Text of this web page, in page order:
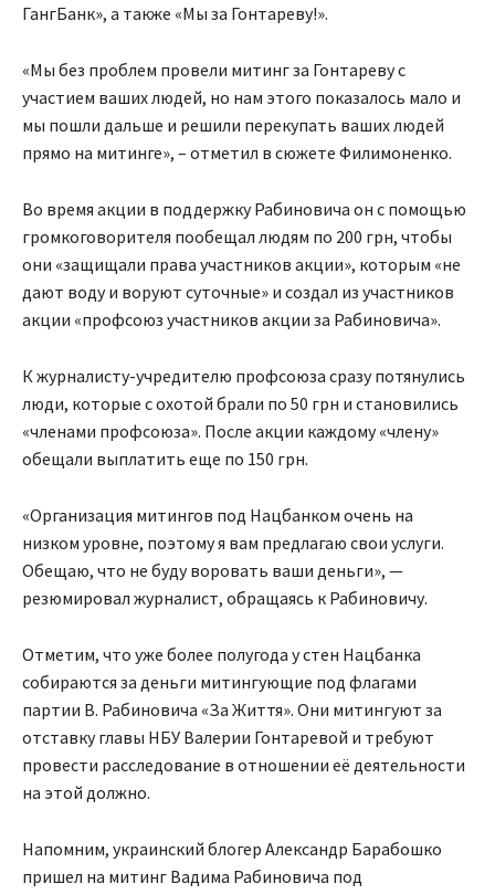
ГангБанк», а также «Мы за Гонтареву!».
«Мы без проблем провели митинг за Гонтареву с
участием ваших людей, но нам этого показалось мало и
мы пошли дальше и решили перекупать ваших людей
прямо на митинге», – отметил в сюжете Филимоненко.
Во время акции в поддержку Рабиновича он с помощью
громкоговорителя пообещал людям по 200 грн, чтобы
они «защищали права участников акции», которым «не
дают воду и воруют суточные» и создал из участников
акции «профсоюз участников акции за Рабиновича».
К журналисту-учредителю профсоюза сразу потянулись
люди, которые с охотой брали по 50 грн и становились
«членами профсоюза». После акции каждому «члену»
обещали выплатить еще по 150 грн.
«Организация митингов под Нацбанком очень на
низком уровне, поэтому я вам предлагаю свои услуги.
Обещаю, что не буду воровать ваши деньги», —
резюмировал журналист, обращаясь к Рабиновичу.
Отметим, что уже более полугода у стен Нацбанка
собираются за деньги митингующие под флагами
партии В. Рабиновича «За Життя». Они митингуют за
отставку главы НБУ Валерии Гонтаревой и требуют
провести расследование в отношении её деятельности
на этой должно.
Напомним, украинский блогер Александр Барабошко
пришел на митинг Вадима Рабиновича под